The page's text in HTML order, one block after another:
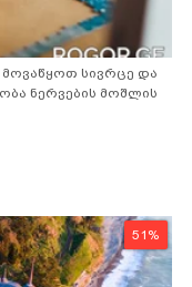
სივრცე და
ნერვების მოშლის
51%